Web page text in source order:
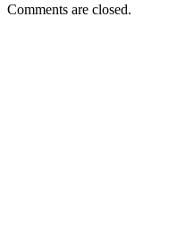
Comments are closed.